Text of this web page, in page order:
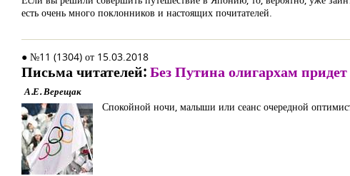
есть очень много поклонников и настоящих почитателей.
● №11 (1304) от 15.03.2018
Письма читателей:Без Путина олигархам
А.Е. Верещак
Спокойной ночи, малыши или сеанс очередной